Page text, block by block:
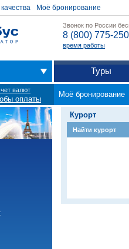
Моё бронирование
Звонок по России
8 (800) 775-
время работы
Туры
валют
оплаты
Моё бронирование
Курорт
Найти курорт